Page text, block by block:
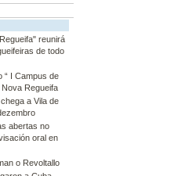
reunirá
de todo
“ I Campus de
Nova Regueifa
a Vila de
abertas no
oral en
o Revoltallo